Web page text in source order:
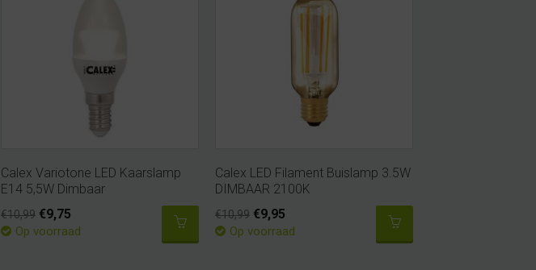
Calex Variotone LED Kaarslamp
E14 5,5W Dimbaar
€10,99 €9,75
Op voorraad
Calex LED Filament Buislamp 3.5W
DIMBAAR 2100K
€10,99 €9,95
Op voorraad